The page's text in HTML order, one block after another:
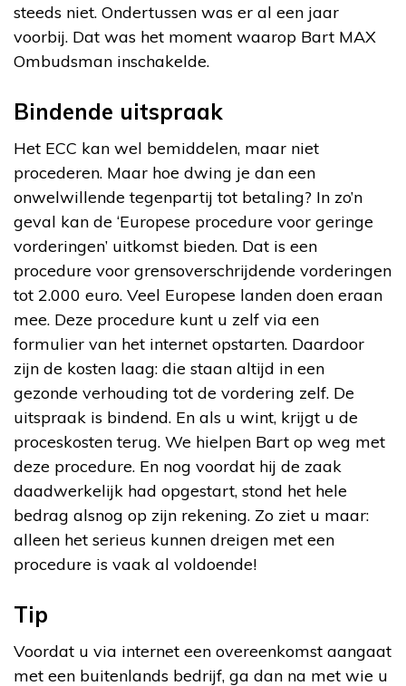
steeds niet. Ondertussen was er al een jaar
voorbij. Dat was het moment waarop Bart MAX
Ombudsman inschakelde.
Bindende uitspraak
Het ECC kan wel bemiddelen, maar niet
procederen. Maar hoe dwing je dan een
onwelwillende tegenpartij tot betaling? In zo’n
geval kan de ‘Europese procedure voor geringe
vorderingen’ uitkomst bieden. Dat is een
procedure voor grensoverschrijdende vorderingen
tot 2.000 euro. Veel Europese landen doen eraan
mee. Deze procedure kunt u zelf via een
formulier van het internet opstarten. Daardoor
zijn de kosten laag: die staan altijd in een
gezonde verhouding tot de vordering zelf. De
uitspraak is bindend. En als u wint, krijgt u de
proceskosten terug. We hielpen Bart op weg met
deze procedure. En nog voordat hij de zaak
daadwerkelijk had opgestart, stond het hele
bedrag alsnog op zijn rekening. Zo ziet u maar:
alleen het serieus kunnen dreigen met een
procedure is vaak al voldoende!
Tip
Voordat u via internet een overeenkomst aangaat
met een buitenlands bedrijf, ga dan na met wie u